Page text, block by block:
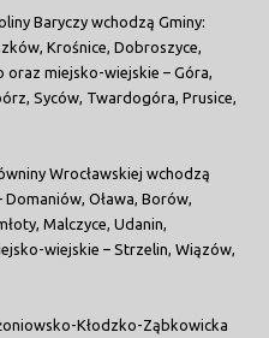
Baryczy wchodzą Gminy:
Krośnice, Dobroszyce,
oraz miejsko-wiejskie – Góra,
Syców, Twardogóra, Prusice,
Wrocławskiej wchodzą
Domaniów, Oława, Borów,
Malczyce, Udanin,
wiejskie – Strzelin, Wiązów,
Kłodzko-Ząbkowicka